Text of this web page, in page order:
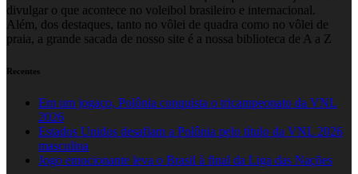
divulgar o que acontece no voleibol brasileiro e internacional.
Além, dos destaques, tanto no vôlei de quadra como no vôlei de
praia, a grande sacada de nosso site é a nossa biblioteca de A a Z
Recentes
Em um jogaço, Polônia conquista o tricampeonato da VNL
2026
Estados Unidos desafiam a Polônia pelo título da VNL 2026
masculina
Jogo emocionante leva o Brasil à final da Liga das Nações